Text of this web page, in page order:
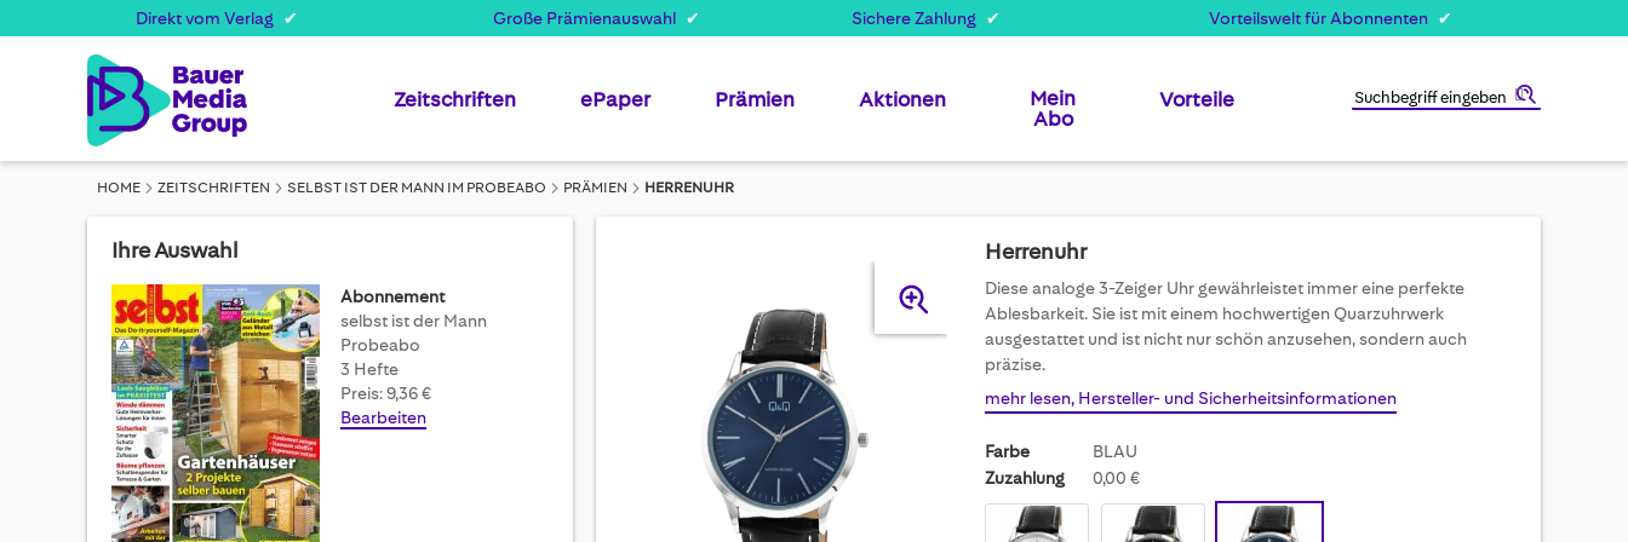
Direkt vom Verlag Große Prämienauswahl Sichere Zahlung Vorteilswelt für Abonnenten
Zeitschriften ePaper Prämien Aktionen
Mein
Abo
Vorteile
HOME ZEITSCHRIFTEN SELBST IST DER MANN IM PROBEABO PRÄMIEN HERRENUHR
Ihre Auswahl
Abonnement
selbst ist der Mann
Probeabo
3 Hefte
Preis: 9,36 €
Bearbeiten
Herrenuhr
Diese analoge 3-Zeiger Uhr gewährleistet immer eine perfekte
Ablesbarkeit. Sie ist mit einem hochwertigen Quarzuhrwerk
ausgestattet und ist nicht nur schön anzusehen, sondern auch
präzise.
mehr lesen, Hersteller- und Sicherheitsinformationen
Farbe
BLAU
Zuzahlung
0,00 €